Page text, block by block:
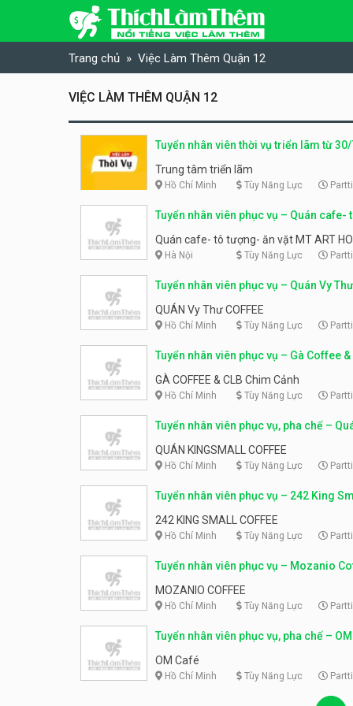
Skip to content
Trang chủ Việc Làm Thêm Quận 12
VIỆC LÀM THÊM QUẬN 12
Tuyển nhân viên thời vụ triển lãm từ
1/8/2026
Trung tâm triển lãm
Hồ Chí Minh Tùy Năng Lực
Tuyển nhân viên phục vụ – Quán cafe-
ăn vặt MT ART HOUSE
Quán cafe- tô tượng- ăn vặt MT ART
Hà Nội Tùy Năng Lực
Tuyển nhân viên phục vụ – Quán Vy
QUÁN Vy Thư COFFEE
Hồ Chí Minh Tùy Năng Lực
Tuyển nhân viên phục vụ – Gà Coffee &
Chim Cảnh
GÀ COFFEE & CLB Chim Cảnh
Hồ Chí Minh Tùy Năng Lực
Tuyển nhân viên phục vụ, pha chế –
Kingsmall Coffee
QUÁN KINGSMALL COFFEE
Hồ Chí Minh Tùy Năng Lực
Tuyển nhân viên phục vụ – 242 King
Coffee
242 KING SMALL COFFEE
Hồ Chí Minh Tùy Năng Lực
Tuyển nhân viên phục vụ – Mozanio
MOZANIO COFFEE
Hồ Chí Minh Tùy Năng Lực
Tuyển nhân viên phục vụ, pha chế –
OM Café
Hồ Chí Minh Tùy Năng Lực